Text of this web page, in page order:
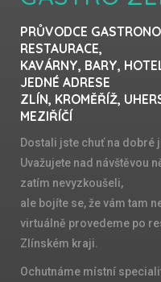
PRŮVODCE
RESTAURACE,
KAVÁRNY, BARY,
JEDNÉ ADRESE
ZLÍN, KROMĚŘÍŽ,
MEZIŘÍČÍ
Dostali jste chuť na
Uvažujete nad návštěvou
zatím nevyzkoušeli,
ale bojíte se, že vám tam
virtuálně provedeme po
Zlínském kraji.
Ochutnáme místní